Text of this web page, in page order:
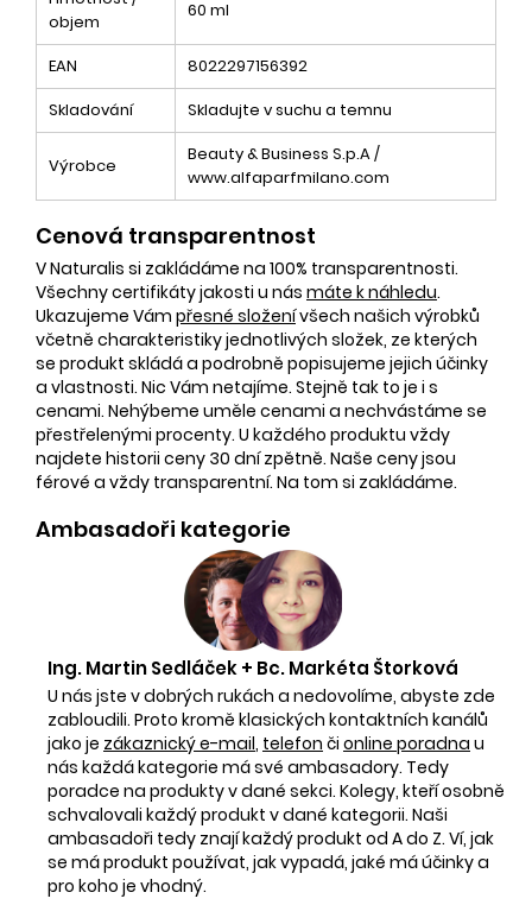
objem
60 ml
EAN
8022297156392
Skladování
Skladujte v suchu a temnu
Výrobce
Beauty & Business S.p.A /
www.alfaparfmilano.com
Cenová transparentnost
V Naturalis si zakládáme na 100% transparentnosti.
Všechny certifikáty jakosti u nás máte k náhledu.
Ukazujeme Vám přesné složenívšech našich výrobků
včetně charakteristiky jednotlivých složek, ze kterých
se produkt skládá a podrobně popisujeme jejich účinky
a vlastnosti. Nic Vám netajíme. Stejně tak to je i s
cenami. Nehýbeme uměle cenami a nechvástáme se
přestřelenými procenty. U každého produktu vždy
najdete historii ceny 30 dní zpětně. Naše ceny jsou
férové a vždy transparentní. Na tom si zakládáme.
Ambasadoři kategorie
Ing. Martin Sedláček + Bc. Markéta Štorková
U nás jste v dobrých rukách a nedovolíme, abyste zde
zabloudili. Proto kromě klasických kontaktních kanálů
jako je zákaznický e-mail, telefon či online poradna u
nás každá kategorie má své ambasadory. Tedy
poradce na produkty v dané sekci. Kolegy, kteří osobně
schvalovali každý produkt v dané kategorii. Naši
ambasadoři tedy znají každý produkt od A do Z. Ví, jak
se má produkt používat, jak vypadá, jaké má účinky a
pro koho je vhodný.